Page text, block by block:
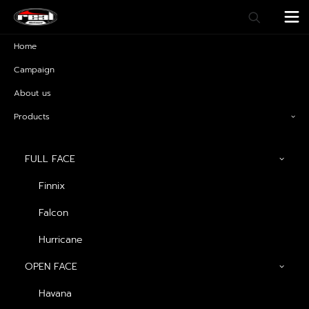
Home
Campaign
About us
Products
FULL FACE
Finnix
Falcon
Hurricane
OPEN FACE
Havana